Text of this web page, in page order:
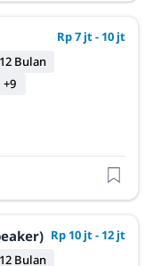
Rp 7 jt - 10 jt
12 Bulan
+9
Rp 10 jt - 12 jt
12 Bulan